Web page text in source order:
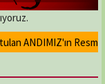
ANDIMIZ'ın Resmi